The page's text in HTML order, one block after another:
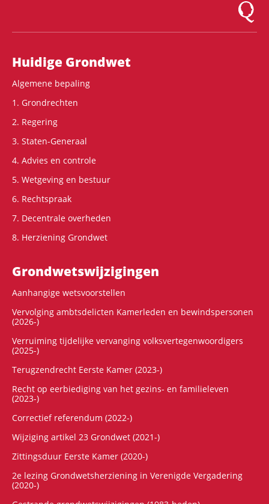
Logo
Hoofdnavigatie
Huidige Grondwet
Algemene bepaling
1. Grondrechten
2. Regering
3. Staten-Generaal
4. Advies en controle
5. Wetgeving en bestuur
6. Rechtspraak
7. Decentrale overheden
8. Herziening Grondwet
Grondwets­wijzigingen
Aanhangige wetsvoorstellen
Vervolging ambtsdelicten Kamerleden en bewindspersonen
(2026-)
Verruiming tijdelijke vervanging volksvertegenwoordigers
(2025-)
Terugzendrecht Eerste Kamer (2023-)
Recht op eerbiediging van het gezins- en familieleven
(2023-)
Correctief referendum (2022-)
Wijziging artikel 23 Grondwet (2021-)
Zittingsduur Eerste Kamer (2020-)
2e lezing Grondwetsherziening in Verenigde Vergadering
(2020-)